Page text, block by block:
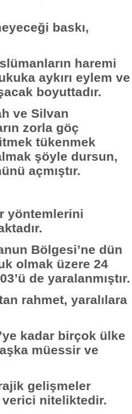
baskı,
haremi
aykırı eylem ve
boyuttadır.
ve Silvan
zorla göç
tükenmek
şöyle dursun,
açmıştır.
yöntemlerini
Bölgesi’ne dün
olmak üzere 24
de yaralanmıştır.
rahmet, yaralılara
kadar birçok ülke
müessir ve
gelişmeler
verici niteliktedir.